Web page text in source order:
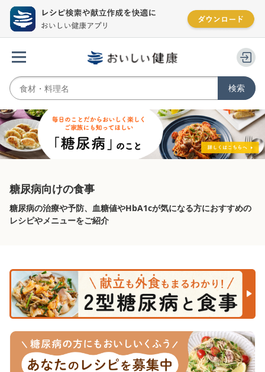
糖尿病向けの食事
糖尿病の治療や予防、血糖値やHbA1cが気になる方におすすめの
レシピやメニューをご紹介